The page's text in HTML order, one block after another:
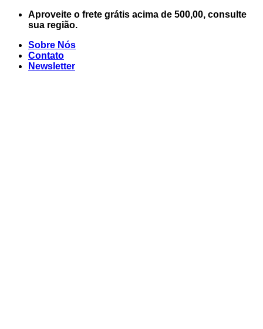
Skip
Aproveite o frete grátis acima de 500,00, consulte
sua região.
Sobre Nós
Contato
Newsletter